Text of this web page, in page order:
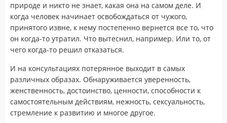
природе и никто не знает, какая она на самом деле. И
когда человек начинает освобождаться от чужого,
принятого извне, к нему постепенно вернется все то, что
он когда-то утратил. Что вытеснил, например. Или то, от
чего когда-то решил отказаться.
И на консультациях потерянное выходит в самых
различных образах. Обнаруживается уверенность,
женственность, достоинство, ценности, способности к
самостоятельным действиям, нежность, сексуальность,
стремление к развитию и многое другое.